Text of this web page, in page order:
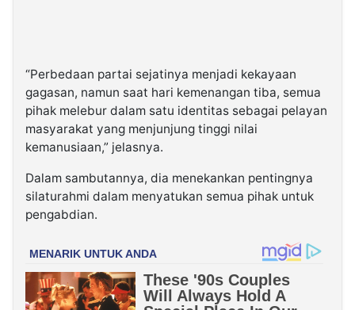
“Perbedaan partai sejatinya menjadi kekayaan
gagasan, namun saat hari kemenangan tiba, semua
pihak melebur dalam satu identitas sebagai pelayan
masyarakat yang menjunjung tinggi nilai
kemanusiaan,” jelasnya.
Dalam sambutannya, dia menekankan pentingnya
silaturahmi dalam menyatukan semua pihak untuk
pengabdian.